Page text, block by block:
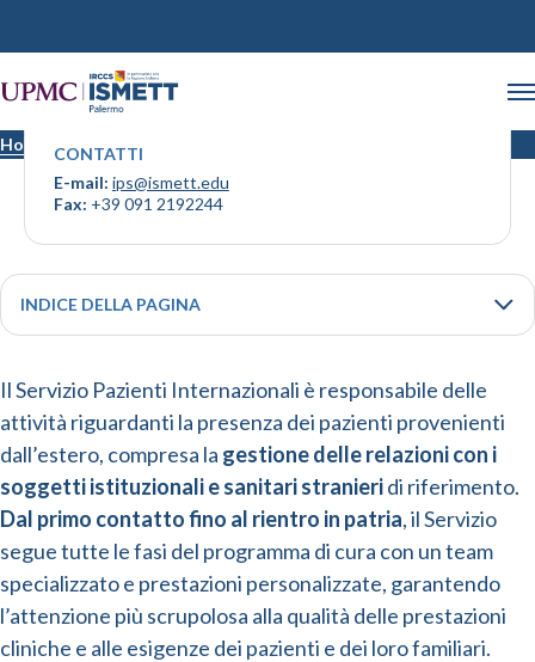
Home International Patients
International Patients
CONTATTI
E-mail: ips@ismett.edu
Fax: +39 091 2192244
INDICE DELLA PAGINA
Il Servizio Pazienti Internazionali è responsabile delle
attività riguardanti la presenza dei pazienti provenienti
dall’estero, compresa la gestione delle relazioni con i
soggetti istituzionali e sanitari stranieridi riferimento.
Dal primo contatto fino al rientro in patria, il Servizio
segue tutte le fasi del programma di cura con un team
specializzato e prestazioni personalizzate, garantendo
l’attenzione più scrupolosa alla qualità delle prestazioni
cliniche e alle esigenze dei pazienti e dei loro familiari.